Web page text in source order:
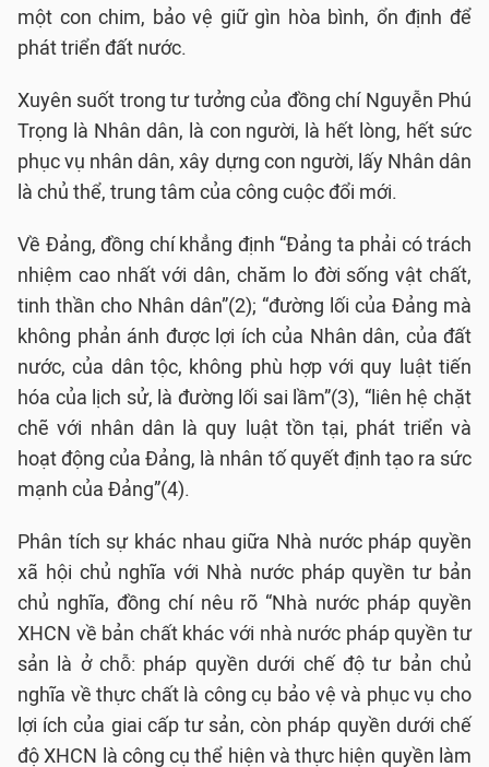
một con chim, bảo vệ giữ gìn hòa bình, ổn định để
phát triển đất nước.
Xuyên suốt trong tư tưởng của đồng chí Nguyễn Phú
Trọng là Nhân dân, là con người, là hết lòng, hết sức
phục vụ nhân dân, xây dựng con người, lấy Nhân dân
là chủ thể, trung tâm của công cuộc đổi mới.
Về Đảng, đồng chí khẳng định “Đảng ta phải có trách
nhiệm cao nhất với dân, chăm lo đời sống vật chất,
tinh thần cho Nhân dân”(2); “đường lối của Đảng mà
không phản ánh được lợi ích của Nhân dân, của đất
nước, của dân tộc, không phù hợp với quy luật tiến
hóa của lịch sử, là đường lối sai lầm”(3), “liên hệ chặt
chẽ với nhân dân là quy luật tồn tại, phát triển và
hoạt động của Đảng, là nhân tố quyết định tạo ra sức
mạnh của Đảng”(4).
Phân tích sự khác nhau giữa Nhà nước pháp quyền
xã hội chủ nghĩa với Nhà nước pháp quyền tư bản
chủ nghĩa, đồng chí nêu rõ “Nhà nước pháp quyền
XHCN về bản chất khác với nhà nước pháp quyền tư
sản là ở chỗ: pháp quyền dưới chế độ tư bản chủ
nghĩa về thực chất là công cụ bảo vệ và phục vụ cho
lợi ích của giai cấp tư sản, còn pháp quyền dưới chế
độ XHCN là công cụ thể hiện và thực hiện quyền làm